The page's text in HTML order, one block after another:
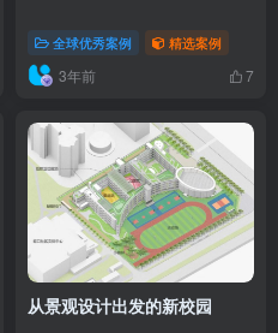
全球优秀案例 精选案例
3年前 7
从景观设计出发的新校园